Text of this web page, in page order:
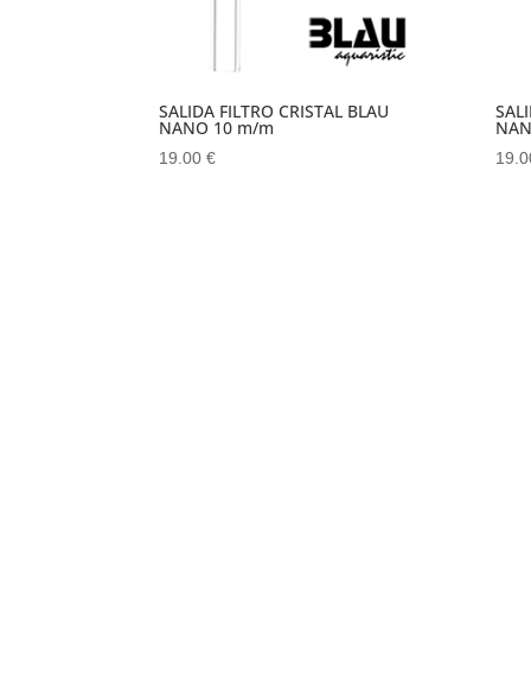
SALIDA FILTRO CRISTAL BLAU
NANO 10 m/m
19.00€